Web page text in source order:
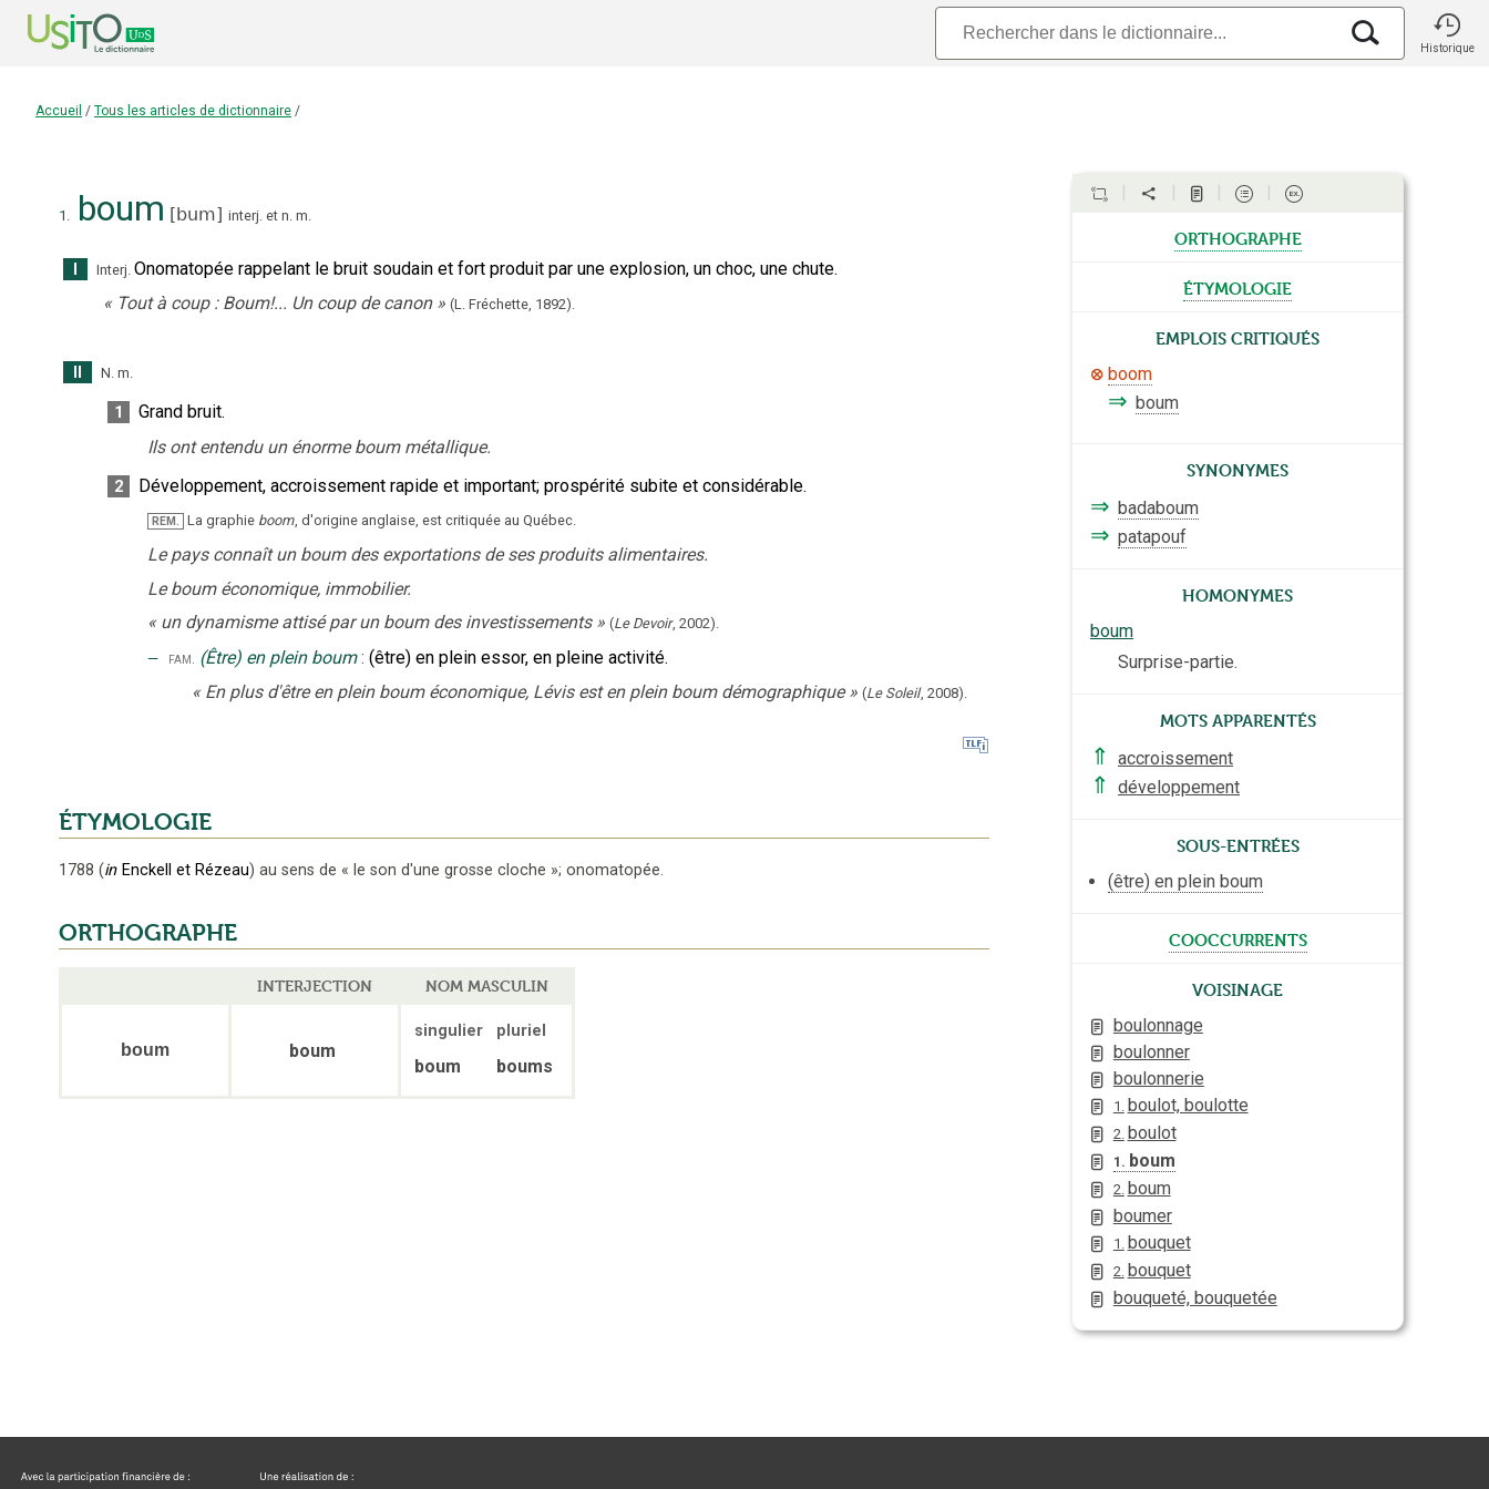
Historique
Accueil / Tous les articles de dictionnaire /
1. boum [bum] interj. et n. m.
Interj. Onomatopée rappelant le bruit soudain et fort produit par une explosion, un choc, une chute.
« Tout à coup : Boum!... Un coup de canon » (L. Fréchette, 1892).
N. m.
1
Grand bruit.
Ils ont entendu un énorme boum métallique.
2 Développement, accroissement rapide et important; prospérité subite et considérable.
REM. La graphie boom, d'origine anglaise, est critiquée au Québec.
Le pays connaît un boum des exportations de ses produits alimentaires.
Le boum économique, immobilier.
« un dynamisme attisé par un boum des investissements » (Le Devoir, 2002).
‒ fam. (Être) en plein boum : (être) en plein essor, en pleine activité.
« En plus d'être en plein boum économique, Lévis est en plein boum démographique » (Le Soleil, 2008).
ÉTYMOLOGIE
1788 (in Enckell et Rézeau) au sens de « le son d'une grosse cloche »; onomatopée.
ORTHOGRAPHE
INTERJECTION NOM MASCULIN
boum boum
singulier pluriel
boum boums
orthographe
étymologie
Emplois critiqués
boom
⇒ boum
Synonymes
⇒ badaboum
⇒ patapouf
Homonymes
boum
Surprise-partie.
Mots apparentés
⇑
accroissement
⇑ développement
Sous-entrées
(être) en plein boum
cooccurrents
Voisinage
boulonnage
boulonner
boulonnerie
1. boulot, boulotte
2. boulot
1. boum
2. boum
boumer
1. bouquet
2. bouquet
bouqueté, bouquetée